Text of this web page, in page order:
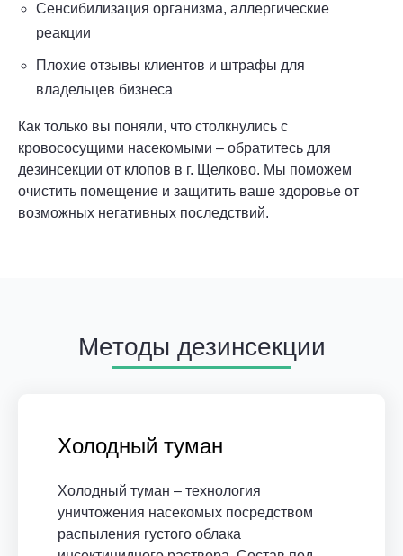
Сенсибилизация организма, аллергические
реакции
Плохие отзывы клиентов и штрафы для
владельцев бизнеса
Как только вы поняли, что столкнулись с
кровососущими насекомыми – обратитесь для
дезинсекции от клопов в г. Щелково. Мы поможем
очистить помещение и защитить ваше здоровье от
возможных негативных последствий.
Методы дезинсекции
Холодный туман
Холодный туман – технология
уничтожения насекомых посредством
распыления густого облака